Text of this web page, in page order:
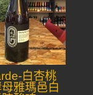
白杏桃
雅瑪邑白